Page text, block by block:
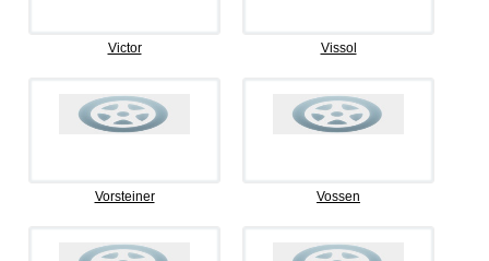
Victor Vissol
Vorsteiner Vossen